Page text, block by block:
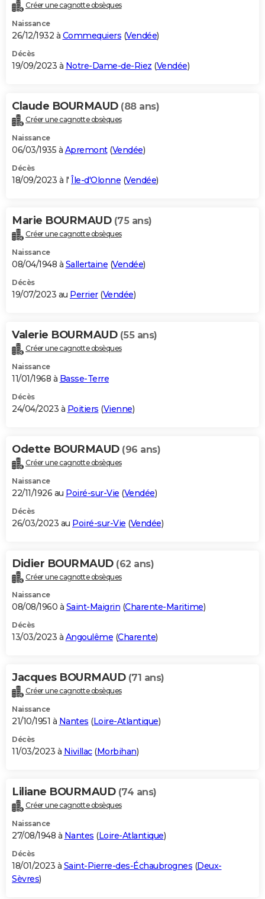
Créer une cagnotte obsèques
Naissance
26/12/1932 à Commequiers (Vendée)
Décès
19/09/2023 à Notre-Dame-de-Riez (Vendée)
Claude BOURMAUD (88 ans)
Créer une cagnotte obsèques
Naissance
06/03/1935 à Apremont(Vendée)
Décès
18/09/2023 à l' Île-d'Olonne (Vendée)
Marie BOURMAUD (75 ans)
Créer une cagnotte obsèques
Naissance
08/04/1948 à Sallertaine (Vendée)
Décès
19/07/2023 au Perrier(Vendée)
Valerie BOURMAUD (55 ans)
Créer une cagnotte obsèques
Naissance
11/01/1968 à Basse-Terre
Décès
24/04/2023 à Poitiers (Vienne)
Odette BOURMAUD (96 ans)
Créer une cagnotte obsèques
Naissance
22/11/1926 au Poiré-sur-Vie (Vendée)
Décès
26/03/2023 au Poiré-sur-Vie (Vendée)
Didier BOURMAUD (62 ans)
Créer une cagnotte obsèques
Naissance
08/08/1960 à Saint-Maigrin (Charente-Maritime)
Décès
13/03/2023 à Angoulême (Charente)
Jacques BOURMAUD (71 ans)
Créer une cagnotte obsèques
Naissance
21/10/1951 à Nantes (Loire-Atlantique)
Décès
11/03/2023 à Nivillac(Morbihan)
Liliane BOURMAUD (74 ans)
Créer une cagnotte obsèques
Naissance
27/08/1948 à Nantes (Loire-Atlantique)
Décès
18/01/2023 à Saint-Pierre-des-Échaubrognes (Deux-
Sèvres)